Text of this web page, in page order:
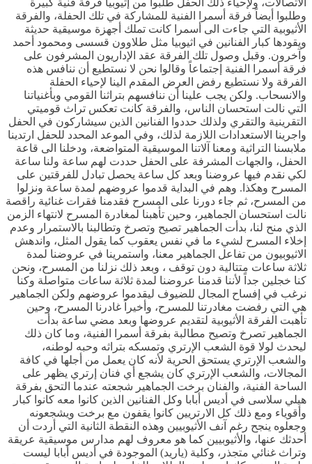
الاتصالات، ولإحياء ذلك الحفل طلبوا من إثيوبيا فرقة فنية كبيرة
وطلبوا أيضاً فرقة أسمرا الفنية للمشاركة في تلك الحفلة، والفرقة
الأثيوبية التي جاءت الى أسمرا كانت تملك أجهزة موسيقية حديثة
ويقودها كبار الفنانين في اثيوبيا مثل طلاوون قسسى ومحمود أحمد
وآخرون. وقبل وصول تلك الفرقة عقد الإداريون المشرفون على
فرقة أسمرا الفنية إجتماعاً وقالوا نحن لا نستطيع أن ننافس هذه
الفرقة ولا نستطيع رفض العرض المقدم الينا لإحياء الحفلة
والانسحاب. ولكن يجب علينا أن ننافسهم بتراثنا القومي وبأغنياتنا
التي نالت استحسان الناس، والفرقة كانت تعكس تراث قوميتي
التقرينية والتقري ولذلك حددوا الفنانين الذين سيشاركون في الحفل
واجرينا الاستعدادات اللازمة لذلك، وفي الموعد المحدد للحفل ارتدينا
ملابسنا التراثية ومعنا آلاتنا الموسيقية المتواضعة، ودخلنا الى قاعة
الحفل، والجهات المشرفة على الحفل حددت لهم ساعة ولنا ساعة
لكي نقدم فيها عروضنا وبعد كل ساعة يحصل تبادل للفرقتين على
المسرح وهكذا. وهم في البداية قدموا عروضهم لمدة ساعة ونزلوا
من المسرح، ثم جاء دورنا على المسرح فقدمنا فقرات غنائية راقصة
نالت استحسان الجماهير، وحين تأهبنا لمغادرة المسرح لانتهاء الزمن
الذي منح لنا، بدأت الجماهير تصيح وتصرخ وتطالبنا بالاستمرار وعدم
إخلاء المسرح لشيء ما في نفس يعقوب كما يقول المثل، واندهش
الاثيوبيون من تفاعل الجماهير معنا، واستمرينا في عروضنا لمدة
ثلاثة ساعات متتالية دون توقف ، وبعد ذلك نزلنا من المسرح، ونحن
كنا خجلين جداً لأننا قدمنا عروضنا لمدة ثلاثة ساعات متواصلة وكنا
نرغب في إفساح المجال للضيوف ليقدموا عروضهم ولكن الجماهير
هي التي رفضت مغادرتنا للمسرح، وأخيراً غادرنا المسرح، وحين
تأهبت الفرقة الأثيوبية لتقديم عروضها وبعد مضي ساعة بدأت
الجماهير تصرخ وتصيح مطالبة بفرقة أسمرا الفنية، وما كان ذلك
ليحدث لولا قوة الشعب الإرتري وتمسكه بتراثه وحبه لوطنه،
والشعب الإرتري يستحق الحرية لأنه كان يعمل من أجلها في كافة
المجالات، والشعب الإرتري كان يشجع أي فنان إرتري يظهر على
الساحة الفنية، والفنان برخت الجماهير شجعته عندما التحق بفرقة
هيلي سلاسى في أديس أبابا وكل الفنانين الذين كانوا معه كانوا كبار
وأقوياء ومع ذلك كل الارتريين كانوا يقفون مع برخت ويشجعونه
وجعلوه ينجح رغم آنف الأثيوبيين وهذه النقطة الثانية التي أردت أن
أحدثك عنها، والأثيوبيين كما هو معروف لهم مدارس موسيقية عريقة
وتراث غنائي متجذر، وكلية (ياريد) الموجودة في أديس أبابا ليست